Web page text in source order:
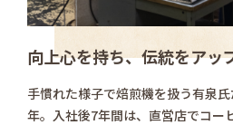
向上心を持ち、伝統をアッ
手慣れた様子で焙煎機を扱う有泉
年。入社後7年間は、直営店でコー